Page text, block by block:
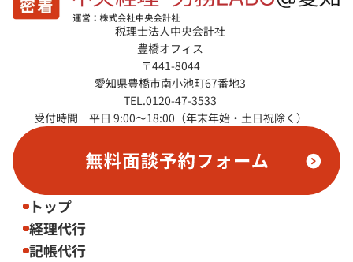
税理士法人中央会計社
豊橋オフィス
〒441-8044
愛知県豊橋市南小池町67番地3
TEL.0120-47-3533
受付時間 平日 9:00～18:00（年末年始・土日祝除く）
トップ
経理代行
記帳代行